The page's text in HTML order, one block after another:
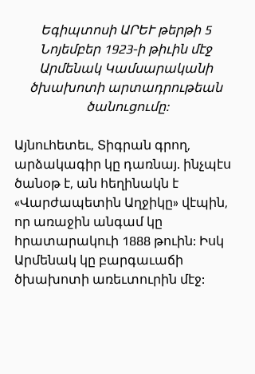
Եգիպտոսի ԱՐԵՒ թերթի 5
Նոյեմբեր 1923-ի թիւին մէջ
Արմենակ Կամսարականի
ծխախոտի արտադրութեան
ծանուցումը:
Այնուհետեւ, Տիգրան գրող,
արձակագիր կը դառնայ. ինչպէս
ծանօթ է, ան հեղինակն է
«Վարժապետին Աղջիկը» վէպին,
որ առաջին անգամ կը
հրատարակուի 1888 թուին: Իսկ
Արմենակ կը բարգաւաճի
ծխախոտի առեւտուրին մէջ: